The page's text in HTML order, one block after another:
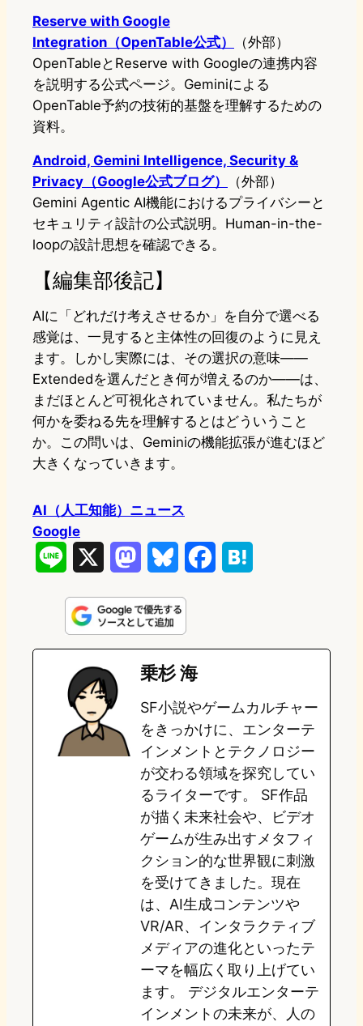
Reserve with Google
Integration（OpenTable公式）
（外部）
OpenTableとReserve with Googleの連携内容
を説明する公式ページ。Geminiによる
OpenTable予約の技術的基盤を理解するための
資料。
Android, Gemini Intelligence, Security &
Privacy（Google公式ブログ）
（外部）
Gemini Agentic AI機能におけるプライバシーと
セキュリティ設計の公式説明。Human-in-the-
loopの設計思想を確認できる。
【編集部後記】
AIに「どれだけ考えさせるか」を自分で選べる
感覚は、一見すると主体性の回復のように見え
ます。しかし実際には、その選択の意味——
Extendedを選んだとき何が増えるのか——は、
まだほとんど可視化されていません。私たちが
何かを委ねる先を理解するとはどういうこと
か。この問いは、Geminiの機能拡張が進むほど
大きくなっていきます。
AI（人工知能）ニュース
Google
n
e
s
t
o
d
o
n
u
e
s
k
y
e
o
o
k
e
a
乗杉 海
SF小説やゲームカルチャー
をきっかけに、エンターテ
インメントとテクノロジー
が交わる領域を探究してい
るライターです。 SF作品
が描く未来社会や、ビデオ
ゲームが生み出すメタフィ
クション的な世界観に刺激
を受けてきました。現在
は、AI生成コンテンツや
VR/AR、インタラクティブ
メディアの進化といったテ
ーマを幅広く取り上げてい
ます。 デジタルエンターテ
インメントの未来が、人の